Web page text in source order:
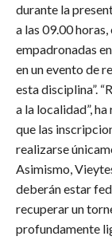
durante la
a las 09.00
empadronadas
en un evento de
esta disciplina”.
a la localidad”,
que las
realizarse
Asimismo,
deberán estar
recuperar un
profundamente